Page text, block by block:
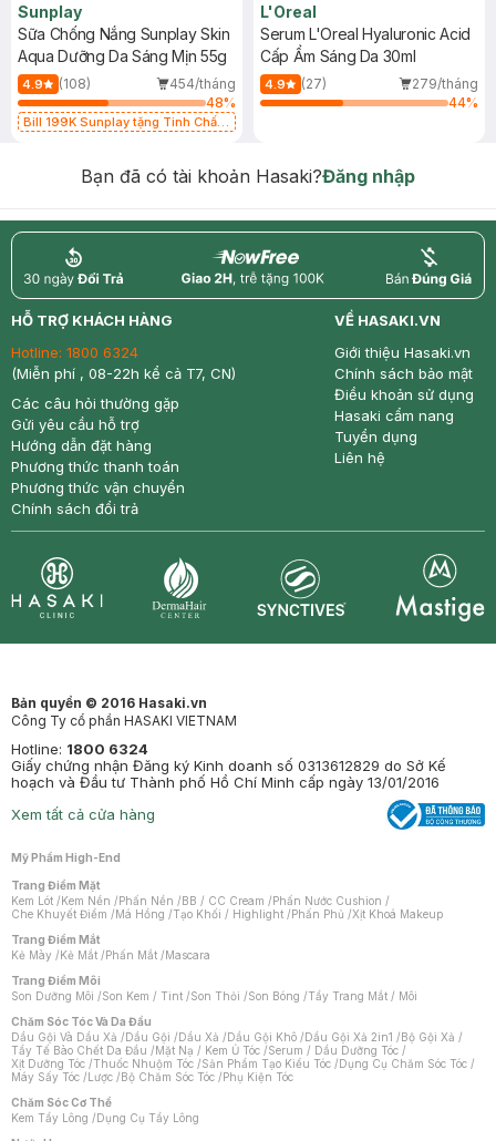
Sunplay
Sữa Chống Nắng Sunplay Skin
Aqua Dưỡng Da Sáng Mịn 55g
4.9 (108)
454/tháng
48%
Bill 199K Sunplay tặng Tinh Chất
L'Oreal
Serum L'Oreal Hyaluronic Acid
Cấp Ẩm Sáng Da 30ml
4.9 (27)
279/tháng
44%
Bạn đã có tài khoản Hasaki?Đăng nhập
return nowfree price
HỖ TRỢ KHÁCH HÀNG
Hotline: 1800 6324
(Miễn phí , 08-22h kể cả T7, CN)
Các câu hỏi thường gặp
Gửi yêu cầu hỗ trợ
Hướng dẫn đặt hàng
Phương thức thanh toán
Phương thức vận chuyển
Chính sách đổi trả
VỀ HASAKI.VN
Giới thiệu Hasaki.vn
Chính sách bảo mật
Điều khoản sử dụng
Hasaki cẩm nang
Tuyển dụng
Liên hệ
Bản quyền © 2016 Hasaki.vn
Công Ty cổ phần HASAKI VIETNAM
Hotline: 1800 6324
Giấy chứng nhận Đăng ký Kinh doanh số 0313612829 do Sở Kế
hoạch và Đầu tư Thành phố Hồ Chí Minh cấp ngày 13/01/2016
Xem tất cả cửa hàng
Mỹ Phẩm High-End
Trang Điểm Mặt
Kem Lót /Kem Nền /Phấn Nền /BB / CC Cream /Phấn Nước Cushion /
Che Khuyết Điểm /Má Hồng /Tạo Khối / Highlight /Phấn Phủ /Xịt Khoá Makeup
Trang Điểm Mắt
Kẻ Mày /Kẻ Mắt /Phấn Mắt /Mascara
Trang Điểm Môi
Son Dưỡng Môi /Son Kem / Tint /Son Thỏi /Son Bóng /Tẩy Trang Mắt / Môi
Chăm Sóc Tóc Và Da Đầu
Dầu Gội Và Dầu Xả /Dầu Gội /Dầu Xả /Dầu Gội Khô /Dầu Gội Xả 2in1 /Bộ Gội Xả /
Tẩy Tế Bào Chết Da Đầu /Mặt Nạ / Kem Ủ Tóc /Serum / Dầu Dưỡng Tóc /
Xịt Dưỡng Tóc /Thuốc Nhuộm Tóc /Sản Phẩm Tạo Kiểu Tóc /Dụng Cụ Chăm Sóc Tóc /
Máy Sấy Tóc /Lược /Bộ Chăm Sóc Tóc /Phụ Kiện Tóc
Chăm Sóc Cơ Thể
Kem Tẩy Lông /Dụng Cụ Tẩy Lông